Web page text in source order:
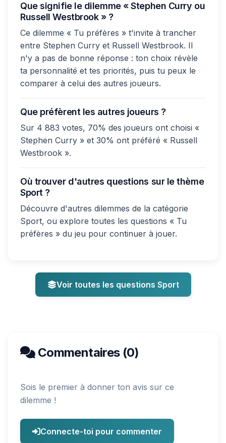
Que signifie le dilemme « Stephen Curry ou
Russell Westbrook » ?
Ce dilemme « Tu préfères » t'invite à trancher
entre Stephen Curry et Russell Westbrook. Il
n'y a pas de bonne réponse : ton choix révèle
ta personnalité et tes priorités, puis tu peux le
comparer à celui des autres joueurs.
Que préfèrent les autres joueurs ?
Sur 4 883 votes, 70% des joueurs ont choisi «
Stephen Curry » et 30% ont préféré « Russell
Westbrook ».
Où trouver d'autres questions sur le thème
Sport ?
Découvre d'autres dilemmes de la catégorie
Sport, ou explore toutes les questions « Tu
préfères » du jeu pour continuer à jouer.
Voir toutes les questions Sport
Commentaires (0)
Sois le premier à donner ton avis sur ce
dilemme !
Connecte-toi pour commenter